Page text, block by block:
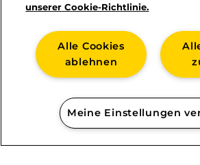
KONTAKT
IMPRESSUM
unserer Cookie-Richtlinie.
Alle Cookies
ablehnen
Meine Einstellungen